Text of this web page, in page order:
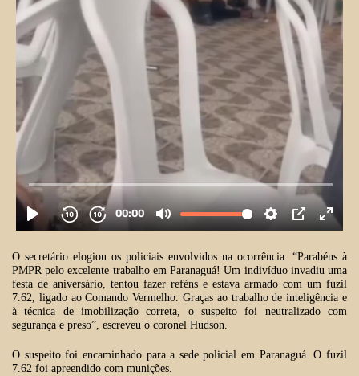
O secretário elogiou os policiais envolvidos na ocorrência. “Parabéns à
PMPR pelo excelente trabalho em Paranaguá! Um indivíduo invadiu uma
festa de aniversário, tentou fazer reféns e estava armado com um fuzil
7.62, ligado ao Comando Vermelho. Graças ao trabalho de inteligência e
à técnica de imobilização correta, o suspeito foi neutralizado com
segurança e preso”, escreveu o coronel Hudson.
O suspeito foi encaminhado para a sede policial em Paranaguá. O fuzil
7.62 foi apreendido com munições.